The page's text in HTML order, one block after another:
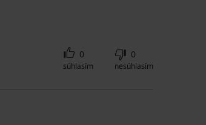
0
súhlasím
0
nesúhlasím